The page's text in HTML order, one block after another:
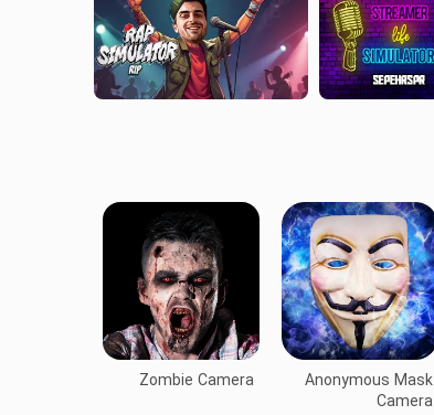
Anonymous Mask
Camera
Zombie Camera